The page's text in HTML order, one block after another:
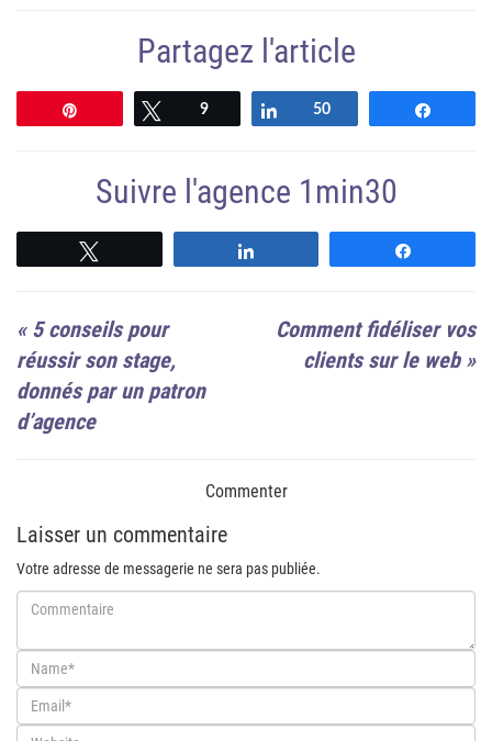
Partagez l'article
Tweetez
9 Partagez
50
Suivre l'agence 1min30
« 5 conseils pour
réussir son stage,
donnés par un patron
d’agence
Comment fidéliser vos
clients sur le web»
Commenter
Laisser un commentaire
Votre adresse de messagerie ne sera pas publiée.